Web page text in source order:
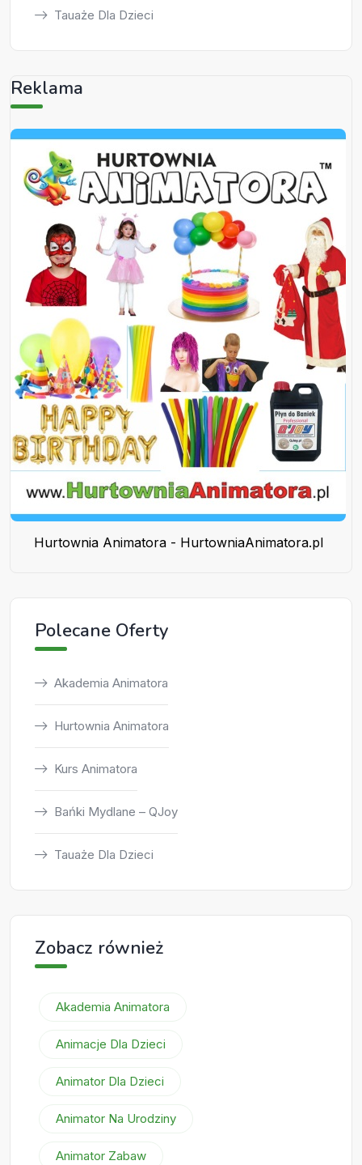
Tauaże Dla Dzieci
Reklama
Hurtownia Animatora - HurtowniaAnimatora.pl
Polecane Oferty
Akademia Animatora
Hurtownia Animatora
Kurs Animatora
Bańki Mydlane – QJoy
Tauaże Dla Dzieci
Zobacz również
Akademia Animatora
Animacje Dla Dzieci
Animator Dla Dzieci
Animator Na Urodziny
Animator Zabaw